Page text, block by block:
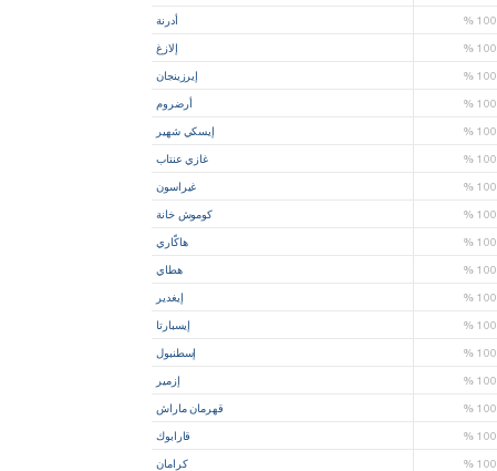
أدرنة %100
إلازغ %100
إيرزينجان %100
أرضروم %100
إيسكي شهير %100
غازي عنتاب %100
غيراسون %100
كوموش خانة %100
هاكّاري %100
هطاي %100
إيغدير %100
إيسبارتا %100
إسطنبول %100
إزمير %100
قهرمان ماراش %100
قارابوك %100
كرامان %100